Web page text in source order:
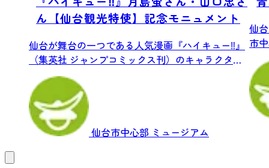
ん【仙台観光特使】記念モニュメント
仙台が舞台の一つである人気漫画『ハイキュー‼』
（集英社 ジャンプコミックス刊）のキャラクタ
ー、...
仙台市中心部 ミュージアム
仙
市
園